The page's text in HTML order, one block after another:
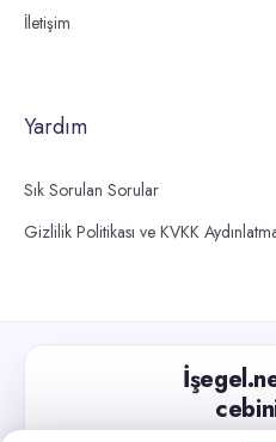
İletişim
Yardım
Sık Sorulan Sorular
Gizlilik Politikası ve KVKK